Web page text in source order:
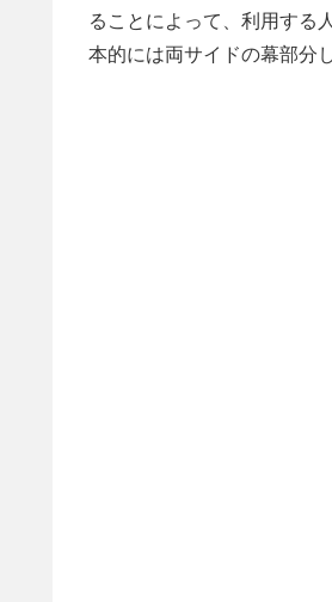
ることによって、利用する
本的には両サイドの幕部分